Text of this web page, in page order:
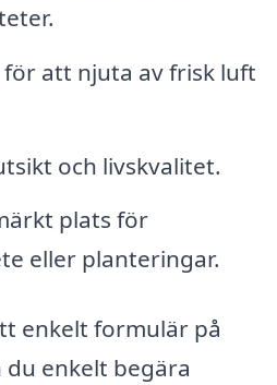
för att njuta av frisk luft
och livskvalitet.
plats för
eller planteringar.
enkelt formulär på
enkelt begära